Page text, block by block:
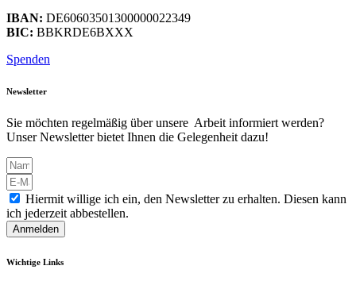
IBAN: DE60603501300000022349
BIC: BBKRDE6BXXX
Spenden
Newsletter
Sie möchten regelmäßig über unsere Arbeit informiert werden?
Unser Newsletter bietet Ihnen die Gelegenheit dazu!
Hiermit willige ich ein, den Newsletter zu erhalten. Diesen kann
ich jederzeit abbestellen.
Anmelden
Wichtige Links